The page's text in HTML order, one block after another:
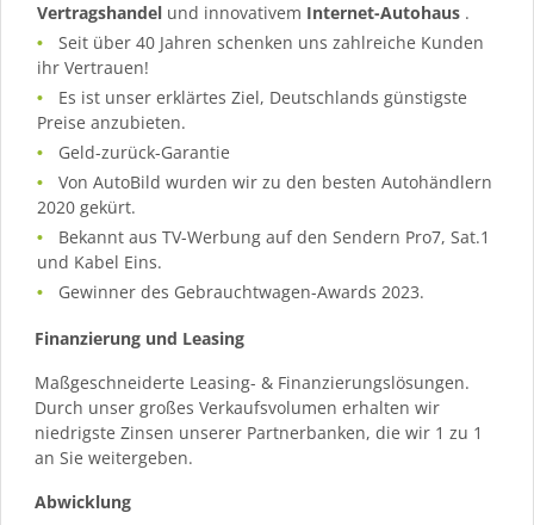
Vertragshandel und innovativem Internet-Autohaus .
Seit über 40 Jahren schenken uns zahlreiche Kunden
ihr Vertrauen!
Es ist unser erklärtes Ziel, Deutschlands günstigste
Preise anzubieten.
Geld-zurück-Garantie
Von AutoBild wurden wir zu den besten Autohändlern
2020 gekürt.
Bekannt aus TV-Werbung auf den Sendern Pro7, Sat.1
und Kabel Eins.
Gewinner des Gebrauchtwagen-Awards 2023.
Finanzierung und Leasing
Maßgeschneiderte Leasing- & Finanzierungslösungen.
Durch unser großes Verkaufsvolumen erhalten wir
niedrigste Zinsen unserer Partnerbanken, die wir 1 zu 1
an Sie weitergeben.
Abwicklung